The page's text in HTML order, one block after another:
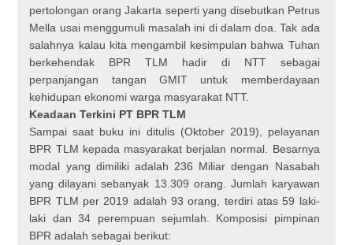
pertolongan orang Jakarta seperti yang disebutkan Petrus
Mella usai menggumuli masalah ini di dalam doa. Tak ada
salahnya kalau kita mengambil kesimpulan bahwa Tuhan
berkehendak BPR TLM hadir di NTT sebagai
perpanjangan tangan GMIT untuk memberdayaan
kehidupan ekonomi warga masyarakat NTT.
Keadaan Terkini PT BPR TLM
Sampai saat buku ini ditulis (Oktober 2019), pelayanan
BPR TLM kepada masyarakat berjalan normal. Besarnya
modal yang dimiliki adalah 236 Miliar dengan Nasabah
yang dilayani sebanyak 13.309 orang. Jumlah karyawan
BPR TLM per 2019 adalah 93 orang, terdiri atas 59 laki-
laki dan 34 perempuan sejumlah. Komposisi pimpinan
BPR adalah sebagai berikut: